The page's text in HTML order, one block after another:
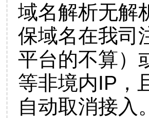
域名解析无解
保域名在我司
平台的不算）
等非境内IP，
自动取消接入